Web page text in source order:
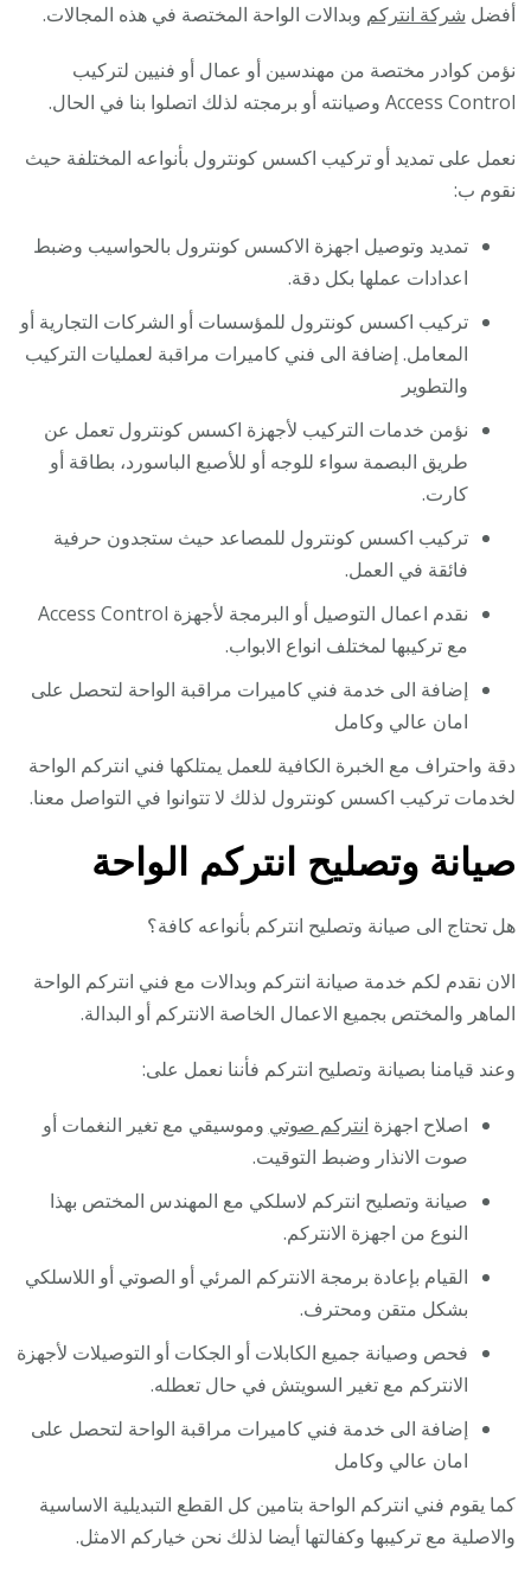
أفضل شركة انتركم وبدالات الواحة المختصة في هذه المجالات.
نؤمن كوادر مختصة من مهندسين أو عمال أو فنيين لتركيب
Access Control وصيانته أو برمجته لذلك اتصلوا بنا في الحال.
نعمل على تمديد أو تركيب اكسس كونترول بأنواعه المختلفة حيث
نقوم ب:
تمديد وتوصيل اجهزة الاكسس كونترول بالحواسيب وضبط
اعدادات عملها بكل دقة.
تركيب اكسس كونترول للمؤسسات أو الشركات التجارية أو
المعامل. إضافة الى فني كاميرات مراقبة لعمليات التركيب
والتطوير
نؤمن خدمات التركيب لأجهزة اكسس كونترول تعمل عن
طريق البصمة سواء للوجه أو للأصبع الباسورد، بطاقة أو
كارت.
تركيب اكسس كونترول للمصاعد حيث ستجدون حرفية
فائقة في العمل.
نقدم اعمال التوصيل أو البرمجة لأجهزة Access Control
مع تركيبها لمختلف انواع الابواب.
إضافة الى خدمة فني كاميرات مراقبة الواحة لتحصل على
امان عالي وكامل
دقة واحتراف مع الخبرة الكافية للعمل يمتلكها فني انتركم الواحة
لخدمات تركيب اكسس كونترول لذلك لا تتوانوا في التواصل معنا.
صيانة وتصليح انتركم الواحة
هل تحتاج الى صيانة وتصليح انتركم بأنواعه كافة؟
الان نقدم لكم خدمة صيانة انتركم وبدالات مع فني انتركم الواحة
الماهر والمختص بجميع الاعمال الخاصة الانتركم أو البدالة.
وعند قيامنا بصيانة وتصليح انتركم فأننا نعمل على:
اصلاح اجهزة انتركم صوتي وموسيقي مع تغير النغمات أو
صوت الانذار وضبط التوقيت.
صيانة وتصليح انتركم لاسلكي مع المهندس المختص بهذا
النوع من اجهزة الانتركم.
القيام بإعادة برمجة الانتركم المرئي أو الصوتي أو اللاسلكي
بشكل متقن ومحترف.
فحص وصيانة جميع الكابلات أو الجكات أو التوصيلات لأجهزة
الانتركم مع تغير السويتش في حال تعطله.
إضافة الى خدمة فني كاميرات مراقبة الواحة لتحصل على
امان عالي وكامل
كما يقوم فني انتركم الواحة بتامين كل القطع التبديلية الاساسية
والاصلية مع تركيبها وكفالتها أيضا لذلك نحن خياركم الامثل.